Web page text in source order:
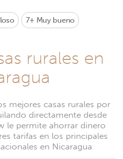
7+ Muy bueno
rurales en
mejores casas rurales por
directamente desde
le permite ahorrar dinero
tarifas en los principales
en Nicaragua